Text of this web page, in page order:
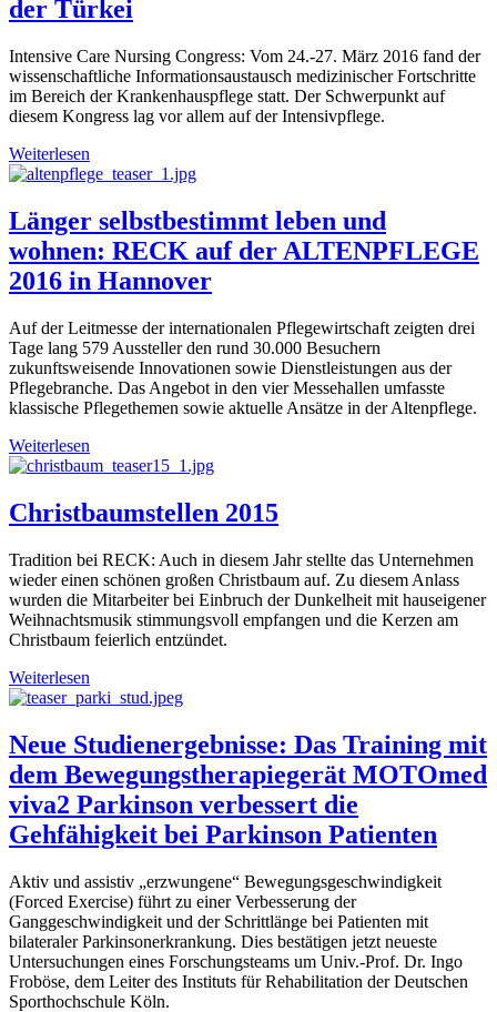
der Türkei
Intensive Care Nursing Congress: Vom 24.-27. März 2016 fand der
wissenschaftliche Informationsaustausch medizinischer Fortschritte
im Bereich der Krankenhauspflege statt. Der Schwerpunkt auf
diesem Kongress lag vor allem auf der Intensivpflege.
Weiterlesen
Länger selbstbestimmt leben und
wohnen: RECK auf der ALTENPFLEGE
2016 in Hannover
Auf der Leitmesse der internationalen Pflegewirtschaft zeigten drei
Tage lang 579 Aussteller den rund 30.000 Besuchern
zukunftsweisende Innovationen sowie Dienstleistungen aus der
Pflegebranche. Das Angebot in den vier Messehallen umfasste
klassische Pflegethemen sowie aktuelle Ansätze in der Altenpflege.
Weiterlesen
Christbaumstellen 2015
Tradition bei RECK: Auch in diesem Jahr stellte das Unternehmen
wieder einen schönen großen Christbaum auf. Zu diesem Anlass
wurden die Mitarbeiter bei Einbruch der Dunkelheit mit hauseigener
Weihnachtsmusik stimmungsvoll empfangen und die Kerzen am
Christbaum feierlich entzündet.
Weiterlesen
Neue Studienergebnisse: Das Training mit
dem Bewegungstherapiegerät MOTOmed
viva2 Parkinson verbessert die
Gehfähigkeit bei Parkinson Patienten
Aktiv und assistiv „erzwungene“ Bewegungsgeschwindigkeit
(Forced Exercise) führt zu einer Verbesserung der
Ganggeschwindigkeit und der Schrittlänge bei Patienten mit
bilateraler Parkinsonerkrankung. Dies bestätigen jetzt neueste
Untersuchungen eines Forschungsteams um Univ.-Prof. Dr. Ingo
Froböse, dem Leiter des Instituts für Rehabilitation der Deutschen
Sporthochschule Köln.